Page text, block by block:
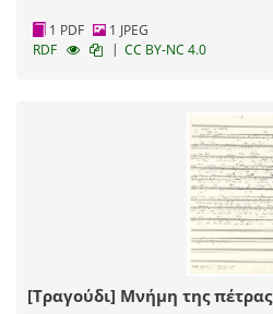
1 PDF
1 JPEG
RDF
| CC BY-NC 4.0
[Τραγούδι] Μνήμη της πέτρας